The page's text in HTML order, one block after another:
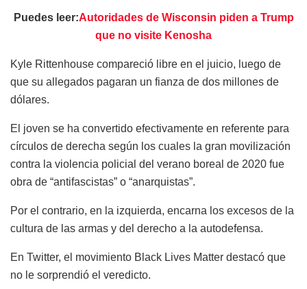
Puedes leer:Autoridades de Wisconsin piden a Trump
que no visite Kenosha
Kyle Rittenhouse compareció libre en el juicio, luego de
que su allegados pagaran un fianza de dos millones de
dólares.
El joven se ha convertido efectivamente en referente para
círculos de derecha según los cuales la gran movilización
contra la violencia policial del verano boreal de 2020 fue
obra de “antifascistas” o “anarquistas”.
Por el contrario, en la izquierda, encarna los excesos de la
cultura de las armas y del derecho a la autodefensa.
En Twitter, el movimiento Black Lives Matter destacó que
no le sorprendió el veredicto.